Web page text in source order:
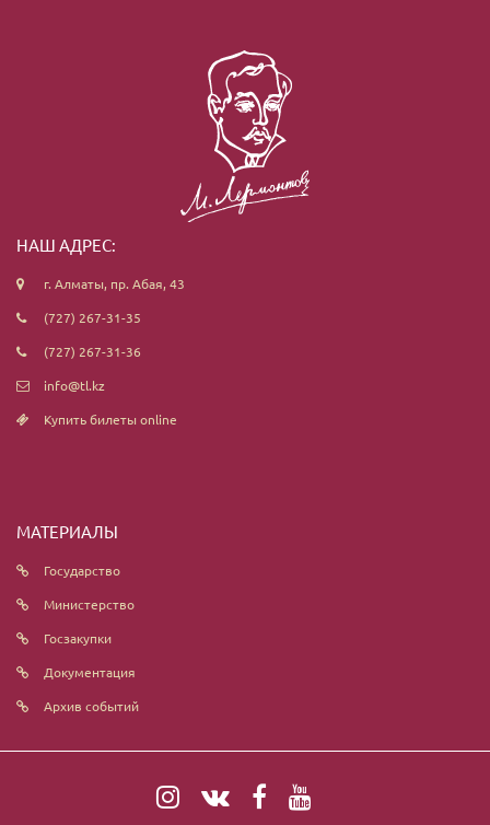
НАШ АДРЕС:
г. Алматы, пр. Абая, 43
(727) 267-31-35
(727) 267-31-36
info@tl.kz
Купить билеты online
МАТЕРИАЛЫ
Государство
Министерство
Госзакупки
Документация
Архив событий